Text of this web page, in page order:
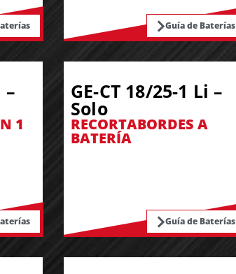
Guía de Baterías
–
1
GE-CT 18/25-1 Li –
Solo
RECORTABORDES A
BATERÍA
Guía de Baterías